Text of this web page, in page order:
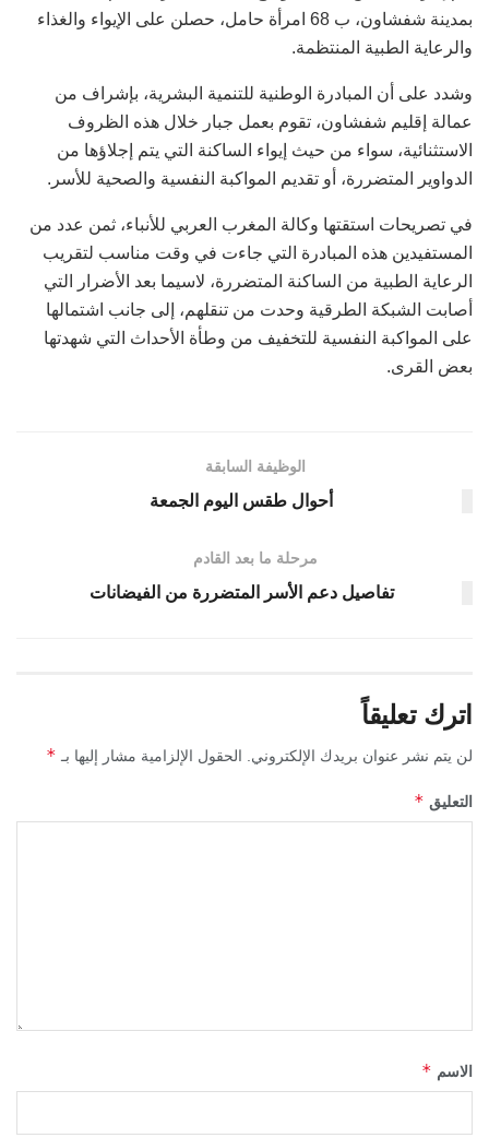
بمدينة شفشاون، ب 68 امرأة حامل، حصلن على الإيواء والغذاء
والرعاية الطبية المنتظمة.
وشدد على أن المبادرة الوطنية للتنمية البشرية، بإشراف من
عمالة إقليم شفشاون، تقوم بعمل جبار خلال هذه الظروف
الاستثنائية، سواء من حيث إيواء الساكنة التي يتم إجلاؤها من
الدواوير المتضررة، أو تقديم المواكبة النفسية والصحية للأسر.
في تصريحات استقتها وكالة المغرب العربي للأنباء، ثمن عدد من
المستفيدين هذه المبادرة التي جاءت في وقت مناسب لتقريب
الرعاية الطبية من الساكنة المتضررة، لاسيما بعد الأضرار التي
أصابت الشبكة الطرقية وحدت من تنقلهم، إلى جانب اشتمالها
على المواكبة النفسية للتخفيف من وطأة الأحداث التي شهدتها
بعض القرى.
الوظيفة السابقة
أحوال طقس اليوم الجمعة
مرحلة ما بعد القادم
تفاصيل دعم الأسر المتضررة من الفيضانات
اترك تعليقاً
لن يتم نشر عنوان بريدك الإلكتروني. الحقول الإلزامية مشار إليها بـ *
التعليق *
الاسم *